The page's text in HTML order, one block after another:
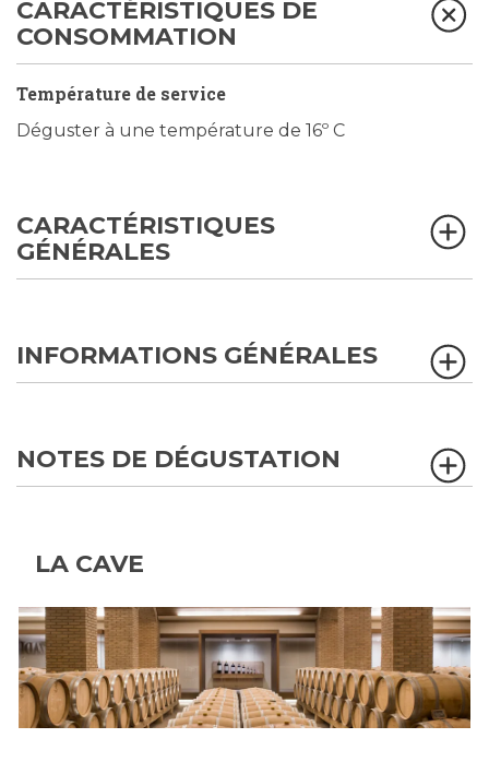
CARACTÉRISTIQUES DE
CONSOMMATION
Température de service
Déguster à une température de 16º C
CARACTÉRISTIQUES
GÉNÉRALES
INFORMATIONS GÉNÉRALES
NOTES DE DÉGUSTATION
LA CAVE